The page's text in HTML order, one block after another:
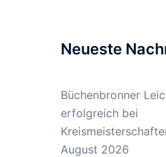
Neueste
Büchenbronner
erfolgreich bei
August 2026